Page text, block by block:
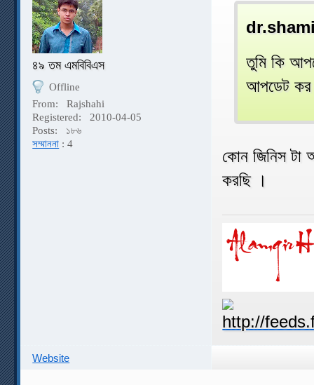
৪৯ তম এমবিবিএস
Offline
From:
Rajshahi
Registered:
2010-04-05
Posts:
১৮৬
সম্মাননা : 4
তুমি কি
আপডেট
কোন জিনিস
করছি ।
Website